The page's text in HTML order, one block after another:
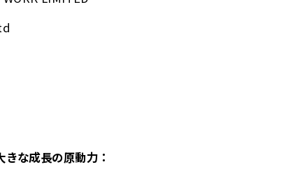
な成長の原動力：